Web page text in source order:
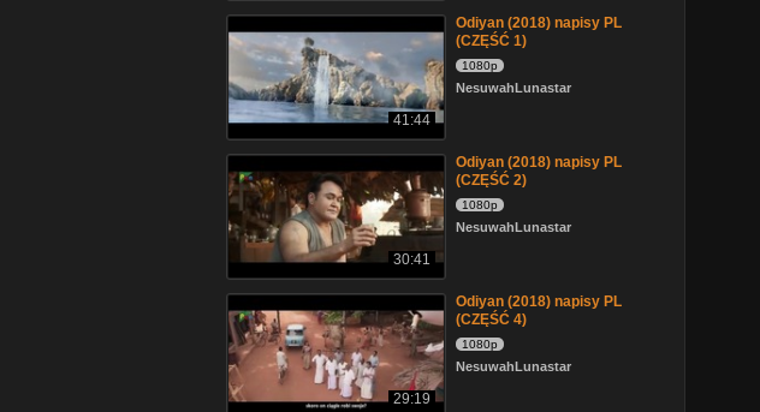
41:44
Odiyan (2018) napisy PL
(CZĘŚĆ 1)
1080p
NesuwahLunastar
30:41
Odiyan (2018) napisy PL
(CZĘŚĆ 2)
1080p
NesuwahLunastar
29:19
Odiyan (2018) napisy PL
(CZĘŚĆ 4)
1080p
NesuwahLunastar